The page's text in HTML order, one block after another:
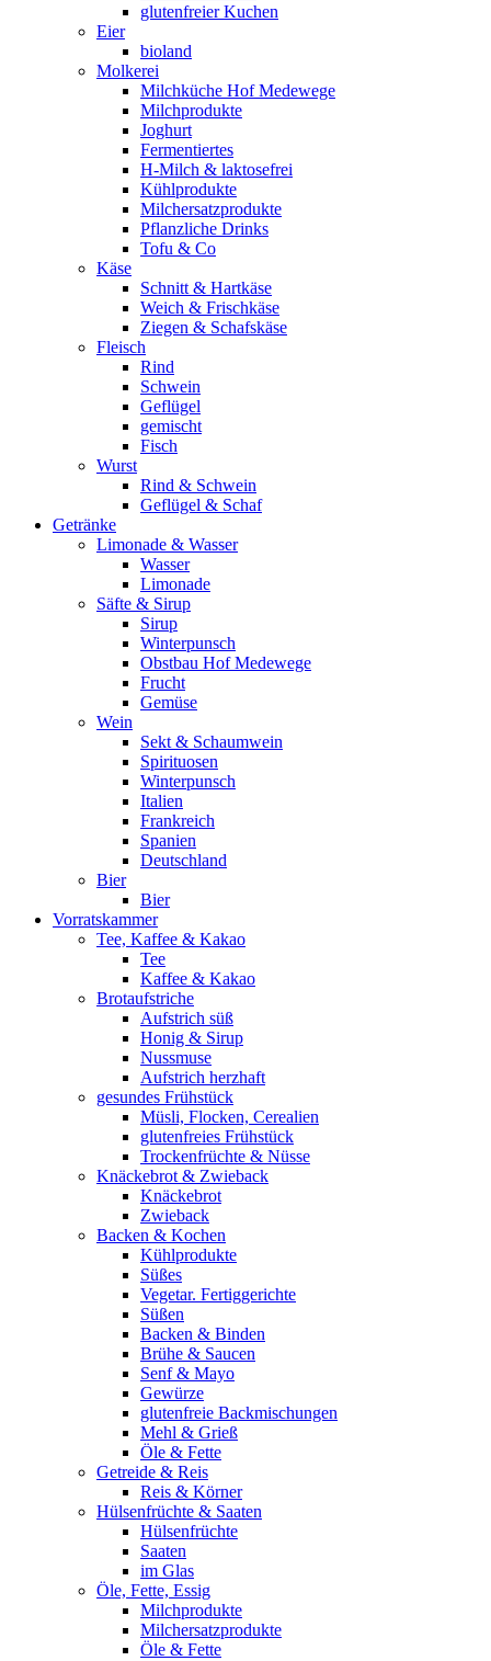
glutenfreier Kuchen
Eier
bioland
Molkerei
Milchküche Hof Medewege
Milchprodukte
Joghurt
Fermentiertes
H-Milch & laktosefrei
Kühlprodukte
Milchersatzprodukte
Pflanzliche Drinks
Tofu & Co
Käse
Schnitt & Hartkäse
Weich & Frischkäse
Ziegen & Schafskäse
Fleisch
Rind
Schwein
Geflügel
gemischt
Fisch
Wurst
Rind & Schwein
Geflügel & Schaf
Getränke
Limonade & Wasser
Wasser
Limonade
Säfte & Sirup
Sirup
Winterpunsch
Obstbau Hof Medewege
Frucht
Gemüse
Wein
Sekt & Schaumwein
Spirituosen
Winterpunsch
Italien
Frankreich
Spanien
Deutschland
Bier
Bier
Vorratskammer
Tee, Kaffee & Kakao
Tee
Kaffee & Kakao
Brotaufstriche
Aufstrich süß
Honig & Sirup
Nussmuse
Aufstrich herzhaft
gesundes Frühstück
Müsli, Flocken, Cerealien
glutenfreies Frühstück
Trockenfrüchte & Nüsse
Knäckebrot & Zwieback
Knäckebrot
Zwieback
Backen & Kochen
Kühlprodukte
Süßes
Vegetar. Fertiggerichte
Süßen
Backen & Binden
Brühe & Saucen
Senf & Mayo
Gewürze
glutenfreie Backmischungen
Mehl & Grieß
Öle & Fette
Getreide & Reis
Reis & Körner
Hülsenfrüchte & Saaten
Hülsenfrüchte
Saaten
im Glas
Öle, Fette, Essig
Milchprodukte
Milchersatzprodukte
Öle & Fette